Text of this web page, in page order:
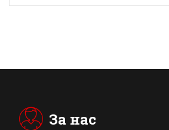
За нас